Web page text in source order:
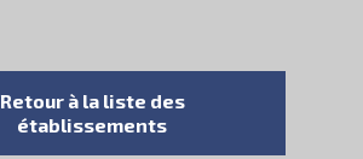
Retour à la liste des
établissements